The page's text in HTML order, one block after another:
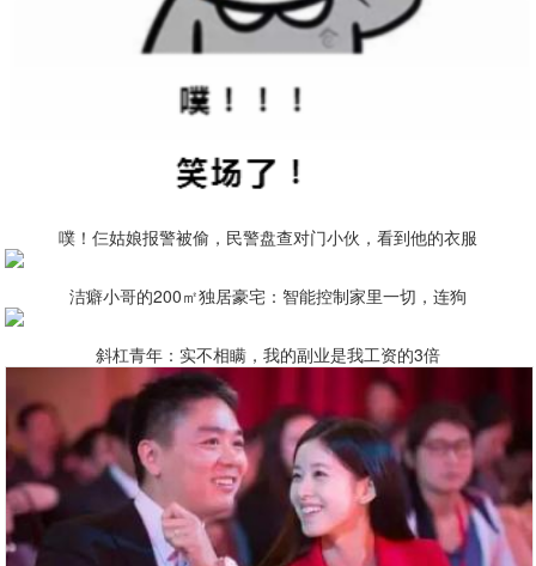
噗！仨姑娘报警被偷，民警盘查对门小伙，看到他的衣服
洁癖小哥的200㎡独居豪宅：智能控制家里一切，连狗
斜杠青年：实不相瞒，我的副业是我工资的3倍